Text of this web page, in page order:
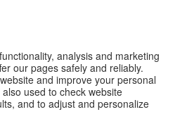
y accesibilidad